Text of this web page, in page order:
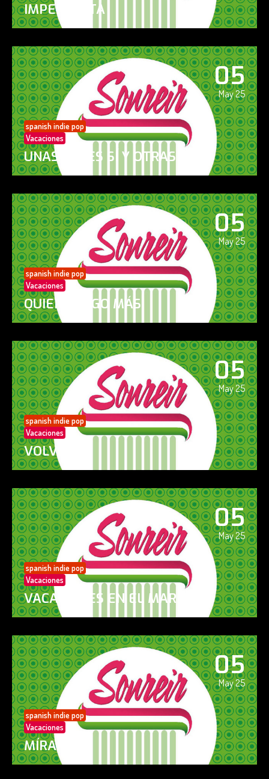
IMPERFECTA
05
May 25
spanish indie pop
Vacaciones
UNAS VECES SÍ Y OTRAS NO
05
May 25
spanish indie pop
Vacaciones
QUIERO ALGO MÁS
05
May 25
spanish indie pop
Vacaciones
VOLVERÁS
05
May 25
spanish indie pop
Vacaciones
VACACIONES EN EL MAR
05
May 25
spanish indie pop
Vacaciones
MÍRAME